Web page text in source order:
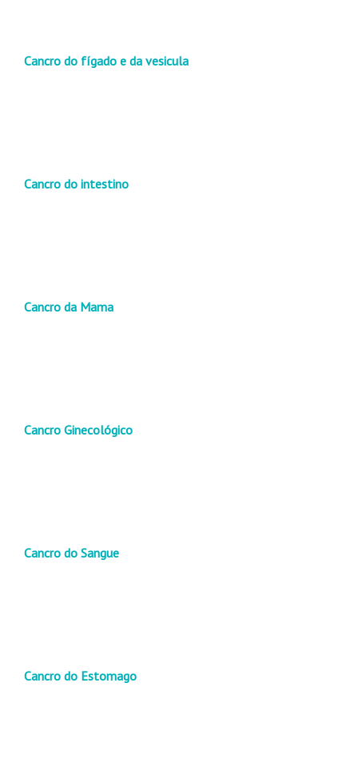
Cancro do fígado e da vesicula
Cancro do intestino
Cancro da Mama
Cancro Ginecológico
Cancro do Sangue
Cancro do Estomago